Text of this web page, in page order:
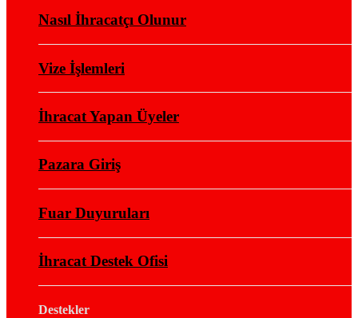
Nasıl İhracatçı Olunur
Vize İşlemleri
İhracat Yapan Üyeler
Pazara Giriş
Fuar Duyuruları
İhracat Destek Ofisi
Destekler